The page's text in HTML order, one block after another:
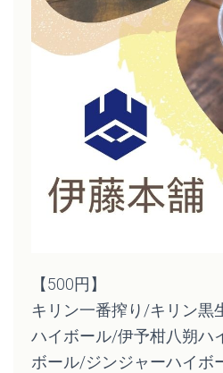
【500円】
キリン一番搾り/キリン黒
ハイボール/伊予柑八朔ハ
ボール/ジンジャーハイボ